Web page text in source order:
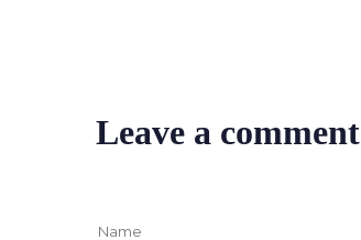
Leave a comment